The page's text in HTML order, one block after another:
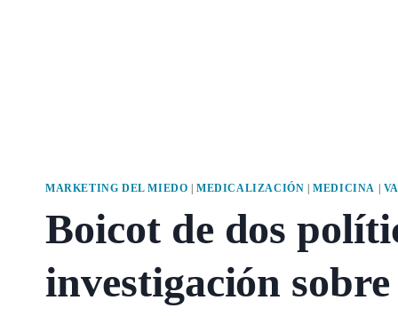
MARKETING DEL MIEDO |MEDICALIZACIÓN |MEDICINA
Boicot de dos
investigación